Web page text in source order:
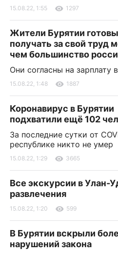
15.08.22, 1:55 1297
Жители Бурятии готовы
получать за свой труд
чем большинство
Они согласны на зарплату
15.08.22, 1:48 1887
Коронавирус в Бурятии
подхватили ещё 102
За последние сутки от
республике никто не умер
15.08.22, 1:29 3665
Все экскурсии в Улан-
развлечения
15.08.22, 1:20 599
В Бурятии вскрыли
нарушений закона